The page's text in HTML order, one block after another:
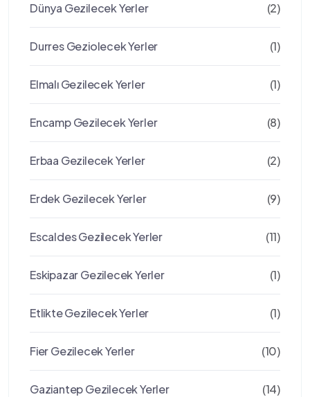
Dünya Gezilecek Yerler (2)
Durres Geziolecek Yerler (1)
Elmalı Gezilecek Yerler (1)
Encamp Gezilecek Yerler (8)
Erbaa Gezilecek Yerler (2)
Erdek Gezilecek Yerler (9)
Escaldes Gezilecek Yerler (11)
Eskipazar Gezilecek Yerler (1)
Etlikte Gezilecek Yerler (1)
Fier Gezilecek Yerler (10)
Gaziantep Gezilecek Yerler (14)